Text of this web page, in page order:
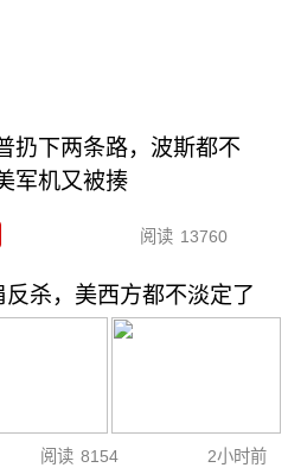
扔下两条路，波斯都不
军机又被揍
阅读 13760
杀，美西方都不淡定了
阅读 8154 2小时前